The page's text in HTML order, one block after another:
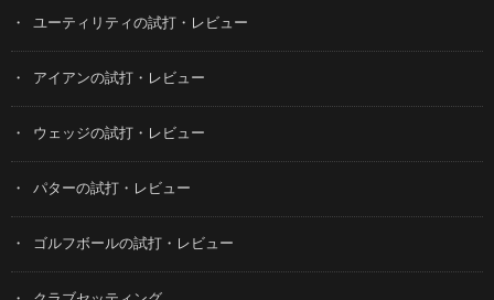
ユーティリティの試打・レビュー
アイアンの試打・レビュー
ウェッジの試打・レビュー
パターの試打・レビュー
ゴルフボールの試打・レビュー